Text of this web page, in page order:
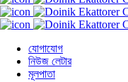
যোগাযোগ
নিউজ লেটার
মূলপাতা